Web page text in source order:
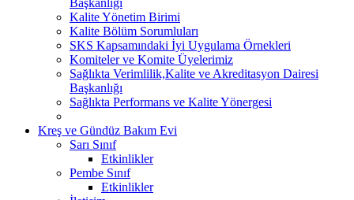
Kalite Yönetim Birimi
Kalite Bölüm Sorumluları
SKS Kapsamındaki İyi Uygulama Örnekleri
Komiteler ve Komite Üyelerimiz
Sağlıkta Verimlilik,Kalite ve Akreditasyon Dairesi
Başkanlığı
Sağlıkta Performans ve Kalite Yönergesi
Kreş ve Gündüz Bakım Evi
Sarı Sınıf
Etkinlikler
Pembe Sınıf
Etkinlikler